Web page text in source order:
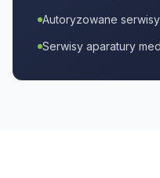
Autoryzowane
Serwisy aparatury